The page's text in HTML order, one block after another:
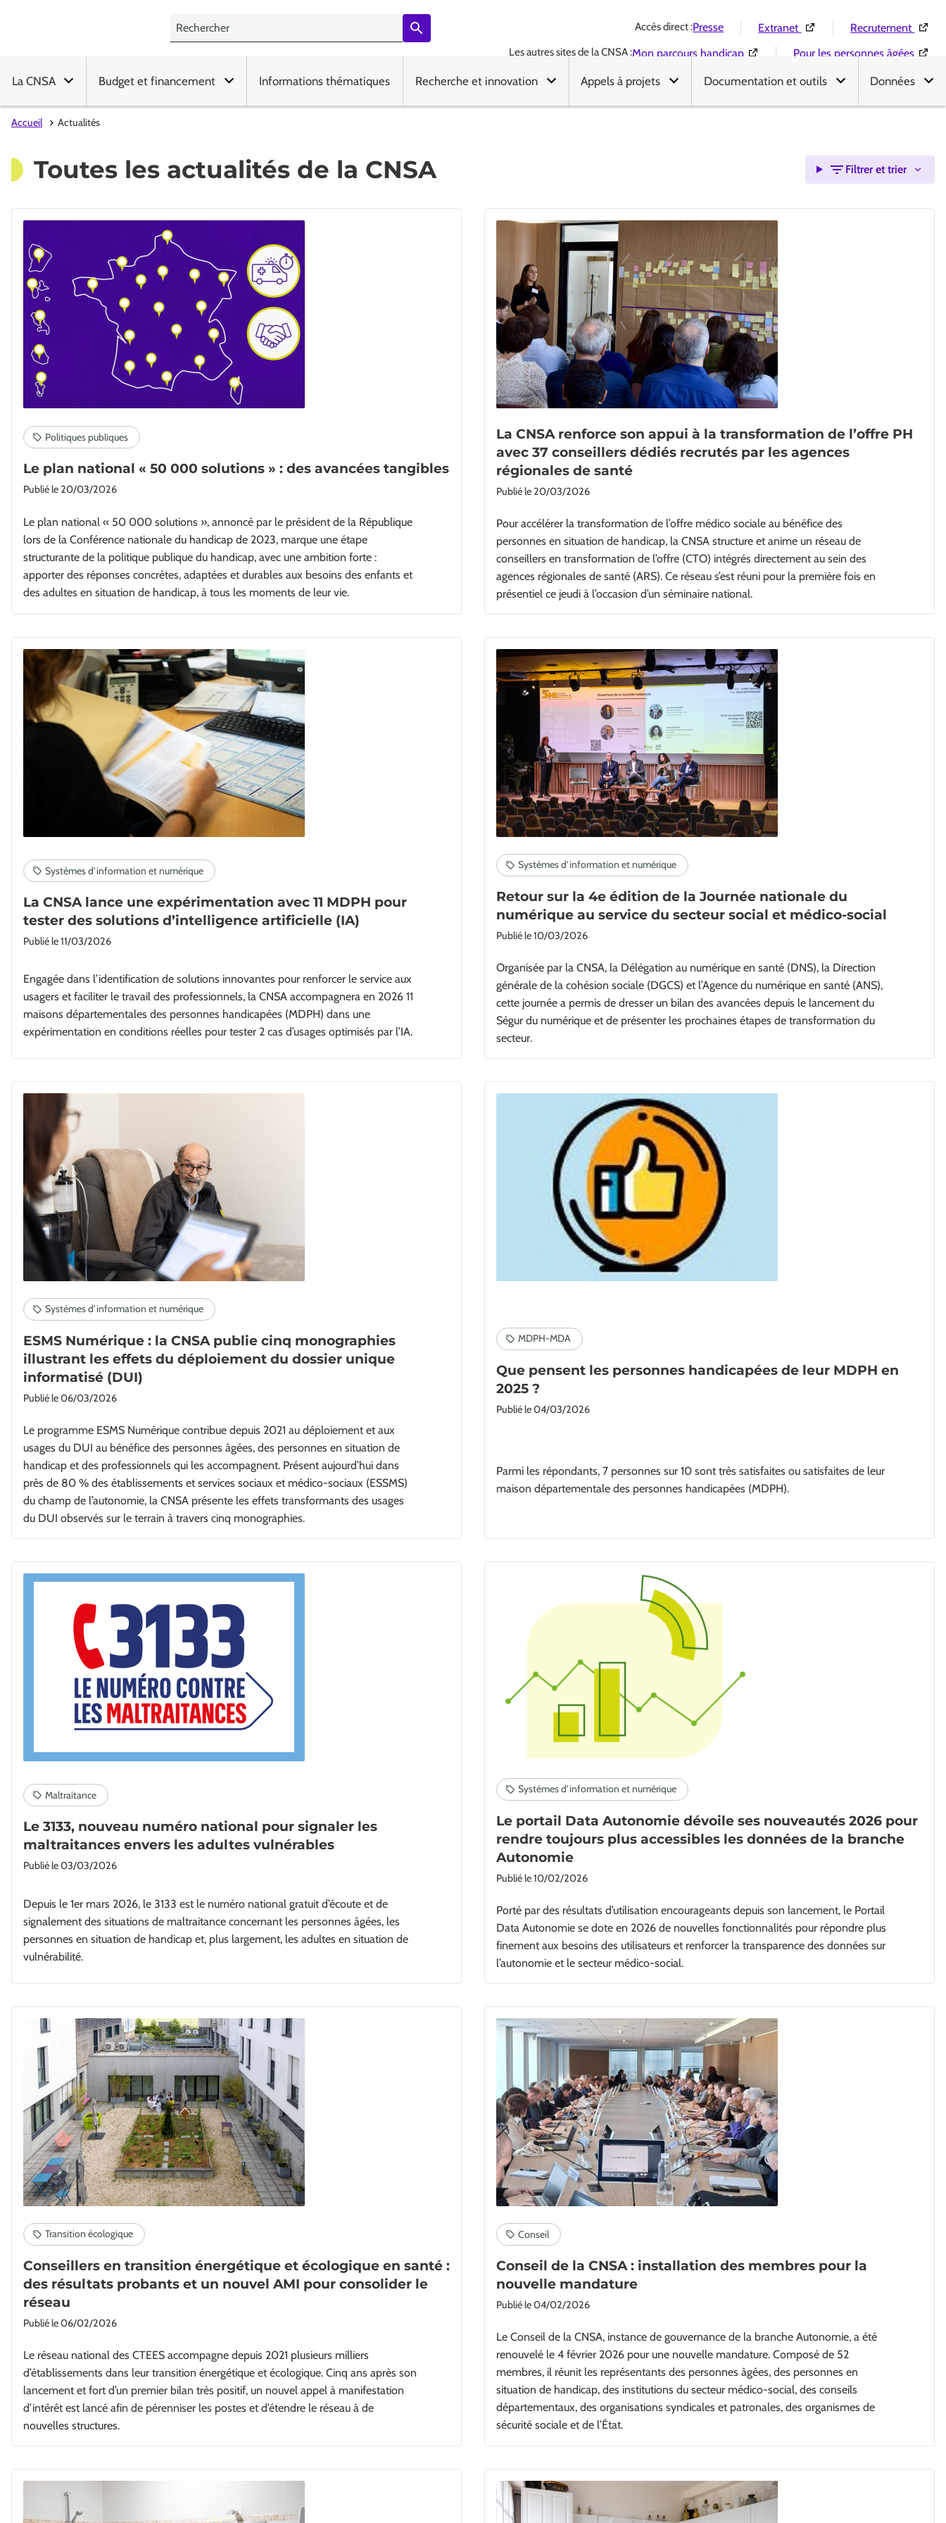
Accès direct :Presse Extranet (Ouverture dans une nouvelle
Recrutement
Les autres sites de la CNSA :Mon parcours handicap(Ouverture dans une nouvelle fenêtre)
Pour les personnes âgées
La CNSA Budget et financement Informations thématiques Recherche et innovation Appels à projets Documentation et outils Données
Accueil Actualités
Toutes les actualités de la CNSA Filtrer et trier
Le plan national « 50 000 solutions » : des avancées tangibles
Publié le 20/03/2026
Le plan national « 50 000 solutions », annoncé par le président de la République
lors de la Conférence nationale du handicap de 2023, marque une étape
structurante de la politique publique du handicap, avec une ambition forte :
apporter des réponses concrètes, adaptées et durables aux besoins des enfants et
des adultes en situation de handicap, à tous les moments de leur vie.
La CNSA renforce son appui à la transformation de l’offre PH
avec 37 conseillers dédiés recrutés par les agences
régionales de santé
Publié le 20/03/2026
Pour accélérer la transformation de l’offre médico sociale au bénéfice des
personnes en situation de handicap, la CNSA structure et anime un réseau de
conseillers en transformation de l’offre (CTO) intégrés directement au sein des
agences régionales de santé (ARS). Ce réseau s’est réuni pour la première fois en
présentiel ce jeudi à l’occasion d’un séminaire national.
La CNSA lance une expérimentation avec 11 MDPH pour
tester des solutions d’intelligence artificielle (IA)
Publié le11/03/2026
Engagée dans l’identification de solutions innovantes pour renforcer le service aux
usagers et faciliter le travail des professionnels, la CNSA accompagnera en 2026 11
maisons départementales des personnes handicapées (MDPH) dans une
expérimentation en conditions réelles pour tester 2 cas d’usages optimisés par l’IA.
Retour sur la 4e édition de la Journée nationale du
numérique au service du secteur social et médico-social
Publié le10/03/2026
Organisée par la CNSA, la Délégation au numérique en santé (DNS), la Direction
générale de la cohésion sociale (DGCS) et l’Agence du numérique en santé (ANS),
cette journée a permis de dresser un bilan des avancées depuis le lancement du
Ségur du numérique et de présenter les prochaines étapes de transformation du
secteur.
ESMS Numérique : la CNSA publie cinq monographies
illustrant les effets du déploiement du dossier unique
informatisé (DUI)
Publié le06/03/2026
Le programme ESMS Numérique contribue depuis 2021 au déploiement et aux
usages du DUI au bénéfice des personnes âgées, des personnes en situation de
handicap et des professionnels qui les accompagnent. Présent aujourd’hui dans
près de 80 % des établissements et services sociaux et médico‑sociaux (ESSMS)
du champ de l’autonomie, la CNSA présente les effets transformants des usages
du DUI observés sur le terrain à travers cinq monographies.
Que pensent les personnes handicapées de leur MDPH en
2025 ?
Publié le04/03/2026
Parmi les répondants, 7 personnes sur 10 sont très satisfaites ou satisfaites de leur
maison départementale des personnes handicapées (MDPH).
Le 3133, nouveau numéro national pour signaler les
maltraitances envers les adultes vulnérables
Publié le03/03/2026
Depuis le 1er mars 2026, le 3133 est le numéro national gratuit d’écoute et de
signalement des situations de maltraitance concernant les personnes âgées, les
personnes en situation de handicap et, plus largement, les adultes en situation de
vulnérabilité.
Le portail Data Autonomie dévoile ses nouveautés 2026 pour
rendre toujours plus accessibles les données de la branche
Autonomie
Publié le10/02/2026
Porté par des résultats d’utilisation encourageants depuis son lancement, le Portail
Data Autonomie se dote en 2026 de nouvelles fonctionnalités pour répondre plus
finement aux besoins des utilisateurs et renforcer la transparence des données sur
l’autonomie et le secteur médico-social.
Conseillers en transition énergétique et écologique en santé :
des résultats probants et un nouvel AMI pour consolider le
réseau
Publié le06/02/2026
Le réseau national des CTEES accompagne depuis 2021 plusieurs milliers
d’établissements dans leur transition énergétique et écologique. Cinq ans après son
lancement et fort d’un premier bilan très positif, un nouvel appel à manifestation
d’intérêt est lancé afin de pérenniser les postes et d’étendre le réseau à de
nouvelles structures.
Conseil de la CNSA : installation des membres pour la
nouvelle mandature
Publié le04/02/2026
Le Conseil de la CNSA, instance de gouvernance de la branche Autonomie, a été
renouvelé le 4 février 2026 pour une nouvelle mandature. Composé de 52
membres, il réunit les représentants des personnes âgées, des personnes en
situation de handicap, des institutions du secteur médico-social, des conseils
départementaux, des organisations syndicales et patronales, des organismes de
sécurité sociale et de l’État.